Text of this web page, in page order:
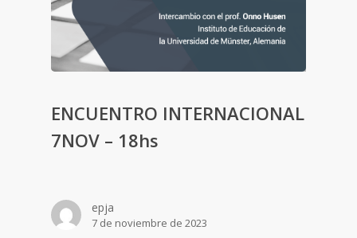
ENCUENTRO INTERNACIONAL
7NOV – 18hs
epja
7 de noviembre de 2023